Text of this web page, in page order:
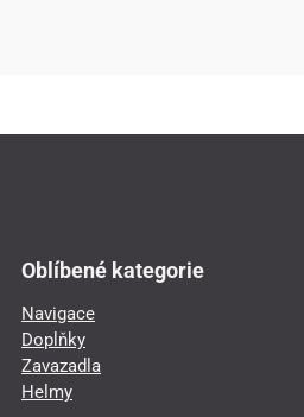
Oblíbené kategorie
Navigace
Doplňky
Zavazadla
Helmy